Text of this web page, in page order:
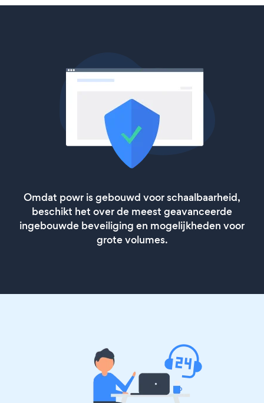
Omdat powr is gebouwd voor schaalbaarheid,
beschikt het over de meest geavanceerde
ingebouwde beveiliging en mogelijkheden voor
grote volumes.